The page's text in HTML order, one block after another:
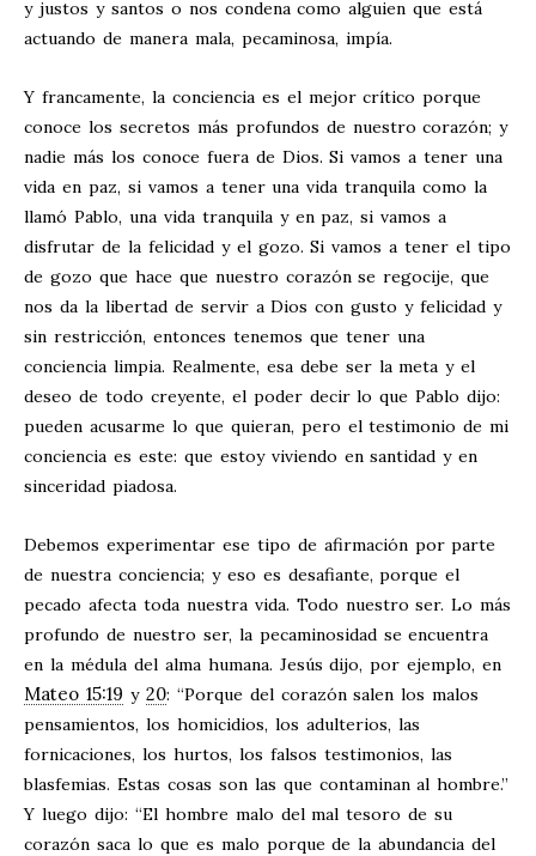
y justos y santos o nos condena como alguien que está
actuando de manera mala, pecaminosa, impía.
Y francamente, la conciencia es el mejor crítico porque
conoce los secretos más profundos de nuestro corazón; y
nadie más los conoce fuera de Dios. Si vamos a tener una
vida en paz, si vamos a tener una vida tranquila como la
llamó Pablo, una vida tranquila y en paz, si vamos a
disfrutar de la felicidad y el gozo. Si vamos a tener el tipo
de gozo que hace que nuestro corazón se regocije, que
nos da la libertad de servir a Dios con gusto y felicidad y
sin restricción, entonces tenemos que tener una
conciencia limpia. Realmente, esa debe ser la meta y el
deseo de todo creyente, el poder decir lo que Pablo dijo:
pueden acusarme lo que quieran, pero el testimonio de mi
conciencia es este: que estoy viviendo en santidad y en
sinceridad piadosa.
Debemos experimentar ese tipo de afirmación por parte
de nuestra conciencia; y eso es desafiante, porque el
pecado afecta toda nuestra vida. Todo nuestro ser. Lo más
profundo de nuestro ser, la pecaminosidad se encuentra
en la médula del alma humana. Jesús dijo, por ejemplo, en
Mateo 15:19 y 20: “Porque del corazón salen los malos
pensamientos, los homicidios, los adulterios, las
fornicaciones, los hurtos, los falsos testimonios, las
blasfemias. Estas cosas son las que contaminan al hombre.”
Y luego dijo: “El hombre malo del mal tesoro de su
corazón saca lo que es malo porque de la abundancia del